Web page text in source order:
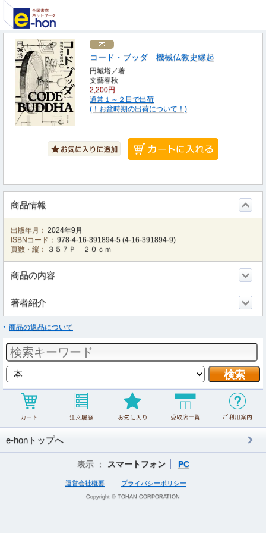
コード・ブッダ 機械仏教史縁起
円城塔／著
文藝春秋
2,200円
通常１～２日で出荷
(！お盆時期の出荷について！)
商品情報
出版年月： 2024年9月
ISBNコード： 978-4-16-391894-5 (4-16-391894-9)
頁数・縦：
３５７Ｐ ２０ｃｍ
商品の内容
著者紹介
商品の返品について
e-honトップへ
表示 ： スマートフォン PC
運営会社概要 プライバシーポリシー
Copyright © TOHAN CORPORATION